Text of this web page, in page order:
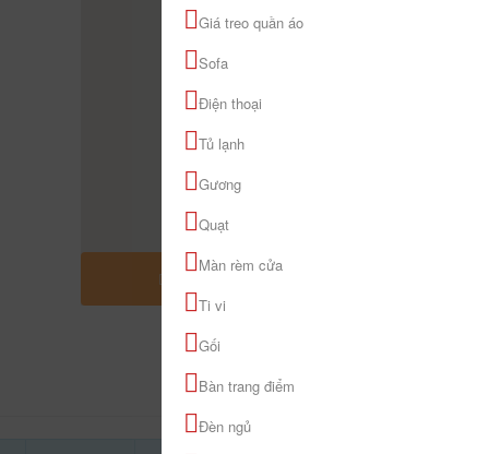
MỞ RỘNG BẢN ĐỒ
Giá treo quần áo
Sofa
Điện thoại
Tủ lạnh
Gương
Quạt
Màn rèm cửa
Ti vi
Gối
Bàn trang điểm
Đèn ngủ